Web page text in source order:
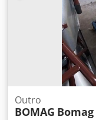
Outro
BOMAG Bomag